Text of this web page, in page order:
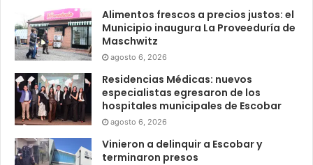
Alimentos frescos a precios justos: el
Municipio inaugura La Proveeduría de
Maschwitz
agosto 6, 2026
Residencias Médicas: nuevos
especialistas egresaron de los
hospitales municipales de Escobar
agosto 6, 2026
Vinieron a delinquir a Escobar y
terminaron presos